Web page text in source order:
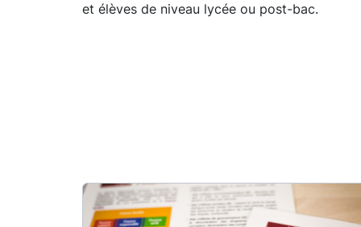
et élèves de niveau lycée ou post-bac.